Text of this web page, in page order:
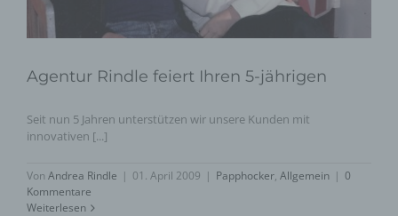
Agentur Rindle feiert Ihren 5-jährigen
Seit nun 5 Jahren unterstützen wir unsere Kunden mit
innovativen [...]
Von Andrea Rindle | 01. April 2009 | Papphocker, Allgemein | 0
Kommentare
Weiterlesen